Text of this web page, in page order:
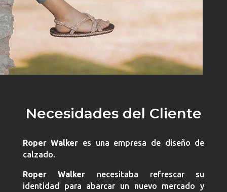
Necesidades del Cliente
Roper Walker es una empresa de diseño de
calzado.
Roper Walker
necesitaba refrescar su
identidad para abarcar un nuevo mercado y